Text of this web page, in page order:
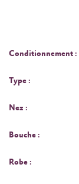
Conditionnement :
Type :
Nez :
Bouche :
Robe :